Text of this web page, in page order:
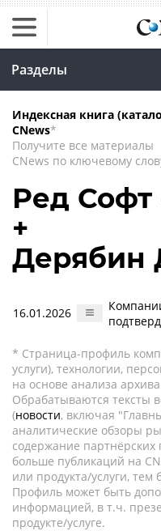
Разделы
Индексная книга
CNews*
Получите все материалы
CNews по ключевому
Ред Софт
+
Дерябин
16.01.2026
* Страница-профиль
услуги), технологии,
на основе анализа
Обрабатываются тексты
(новости, включая
аналитические обзоры
содержание партнёрских
больше публикаций на
или продукта/услуги,
Профиль может быть
информацией, в т.ч.
продукте/услуге.